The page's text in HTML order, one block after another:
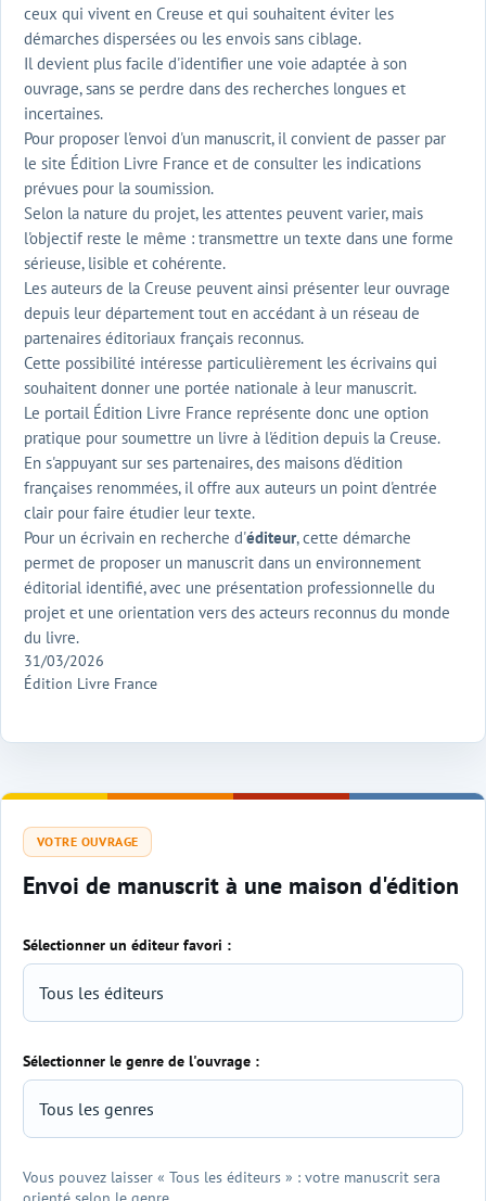
ceux qui vivent en Creuse et qui souhaitent éviter les
démarches dispersées ou les envois sans ciblage.
Il devient plus facile d'identifier une voie adaptée à son
ouvrage, sans se perdre dans des recherches longues et
incertaines.
Pour proposer l'envoi d'un manuscrit, il convient de passer par
le site Édition Livre France et de consulter les indications
prévues pour la soumission.
Selon la nature du projet, les attentes peuvent varier, mais
l'objectif reste le même : transmettre un texte dans une forme
sérieuse, lisible et cohérente.
Les auteurs de la Creuse peuvent ainsi présenter leur ouvrage
depuis leur département tout en accédant à un réseau de
partenaires éditoriaux français reconnus.
Cette possibilité intéresse particulièrement les écrivains qui
souhaitent donner une portée nationale à leur manuscrit.
Le portail Édition Livre France représente donc une option
pratique pour soumettre un livre à l'édition depuis la Creuse.
En s'appuyant sur ses partenaires, des maisons d'édition
françaises renommées, il offre aux auteurs un point d'entrée
clair pour faire étudier leur texte.
Pour un écrivain en recherche d'éditeur, cette démarche
permet de proposer un manuscrit dans un environnement
éditorial identifié, avec une présentation professionnelle du
projet et une orientation vers des acteurs reconnus du monde
du livre.
31/03/2026
Édition Livre France
VOTRE OUVRAGE
Envoi de manuscrit à une maison d'édition
Sélectionner un éditeur favori :
Sélectionner le genre de l'ouvrage :
Vous pouvez laisser « Tous les éditeurs » : votre manuscrit sera